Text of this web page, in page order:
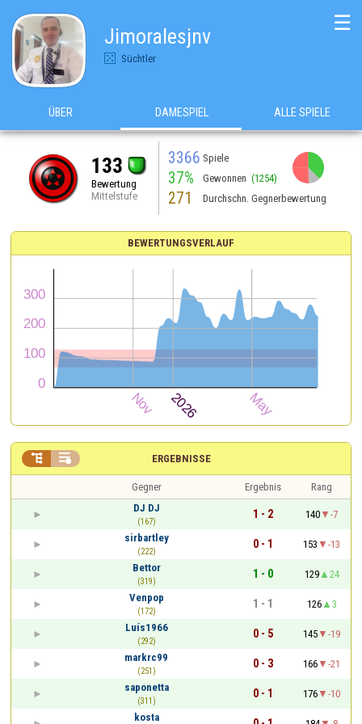
Jimoralesjnv
Süchtler
☰
ÜBER DAMESPIEL ALLE SPIELE
133
Bewertung
Mittelstufe
3366 Spiele
37% Gewonnen (1254)
271 Durchschn. Gegnerbewertung
BEWERTUNGSVERLAUF
ERGEBNISSE
 
Gegner Ergebnis
Rang
DJ DJ
(167)
1 - 2 140
-7
sirbartley
(222)
0 - 1 153
-13
Bettor
(319)
1 - 0 129
24
Venpop
(172)
1 - 1 126
3
Luís1966
(292)
0 - 5 145
-19
markrc99
(251)
0 - 3 166
-21
saponetta
(311)
0 - 1 176
-10
kosta